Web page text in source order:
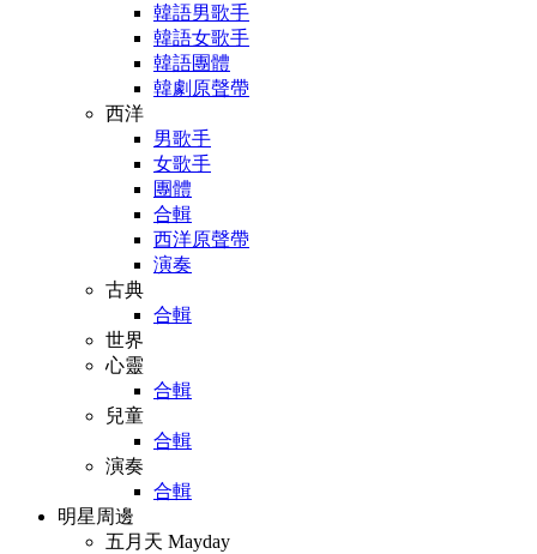
韓語男歌手
韓語女歌手
韓語團體
韓劇原聲帶
西洋
男歌手
女歌手
團體
合輯
西洋原聲帶
演奏
古典
合輯
世界
心靈
合輯
兒童
合輯
演奏
合輯
明星周邊
五月天 Mayday